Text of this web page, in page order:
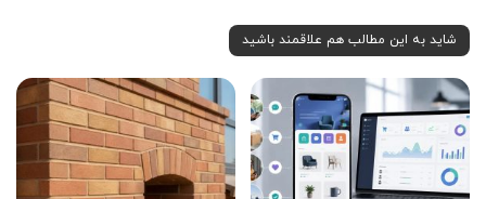
شاید به این مطالب هم علاقمند باشید